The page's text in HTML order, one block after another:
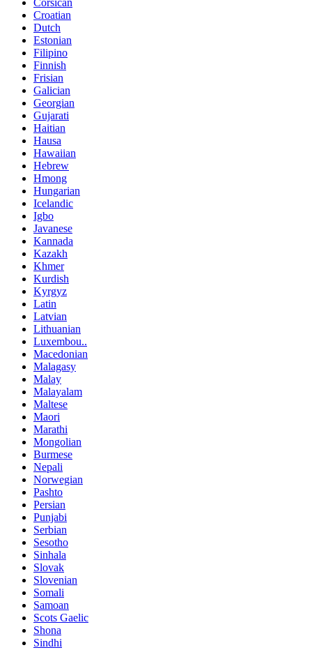
Croatian
Dutch
Estonian
Filipino
Finnish
Frisian
Galician
Georgian
Gujarati
Haitian
Hausa
Hawaiian
Hebrew
Hmong
Hungarian
Icelandic
Igbo
Javanese
Kannada
Kazakh
Khmer
Kurdish
Kyrgyz
Latin
Latvian
Lithuanian
Luxembou..
Macedonian
Malagasy
Malay
Malayalam
Maltese
Maori
Marathi
Mongolian
Burmese
Nepali
Norwegian
Pashto
Persian
Punjabi
Serbian
Sesotho
Sinhala
Slovak
Slovenian
Somali
Samoan
Scots Gaelic
Shona
Sindhi